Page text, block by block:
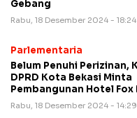
Gebang
Rabu, 18 Desember 2024 - 18:24
Parlementaria
Belum Penuhi Perizinan,
DPRD Kota Bekasi Minta
Pembangunan Hotel
Rabu, 18 Desember 2024 - 14:29